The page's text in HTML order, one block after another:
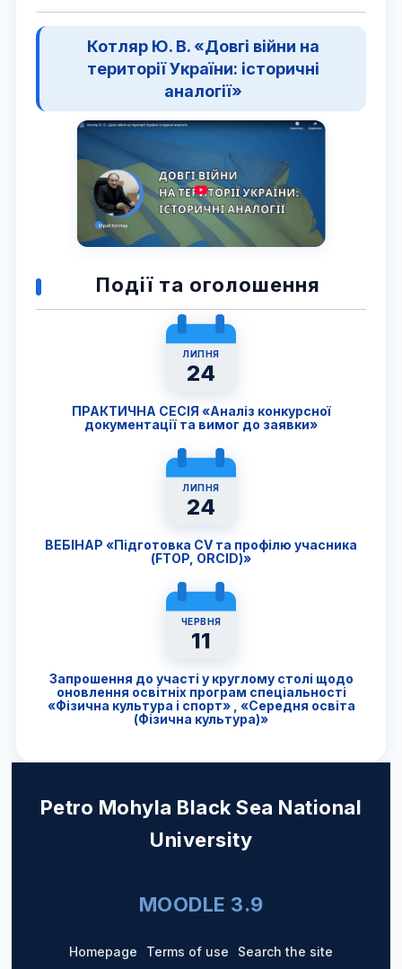
Котляр Ю. В. «Довгі війни на
території України: історичні
аналогії»
Події та оголошення
ЛИПНЯ
24
ПРАКТИЧНА СЕСІЯ «Аналіз конкурсної
документації та вимог до заявки»
ЛИПНЯ
24
ВЕБІНАР «Підготовка CV та профілю учасника
(FTОP, ORCID)»
ЧЕРВНЯ
11
Запрошення до участі у круглому столі щодо
оновлення освітніх програм спеціальності
«Фізична культура і спорт» , «Середня освіта
(Фізична культура)»
Petro Mohyla Black Sea National
University
MOODLE 3.9
Homepage Terms of use Search the site